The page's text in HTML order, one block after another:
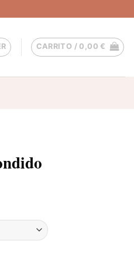
CARRITO / 0,00€